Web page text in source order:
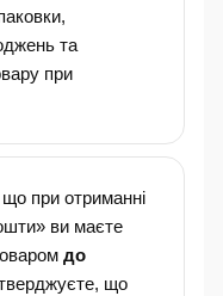
та
при
при отриманні
ви маєте
до
що